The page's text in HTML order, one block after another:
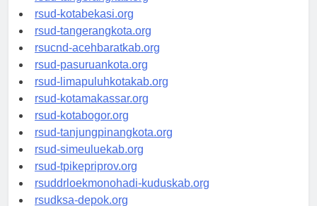
rsud-tangerangkab.org
rsud-kotabekasi.org
rsud-tangerangkota.org
rsucnd-acehbaratkab.org
rsud-pasuruankota.org
rsud-limapuluhkotakab.org
rsud-kotamakassar.org
rsud-kotabogor.org
rsud-tanjungpinangkota.org
rsud-simeuluekab.org
rsud-tpikepriprov.org
rsuddrloekmonohadi-kuduskab.org